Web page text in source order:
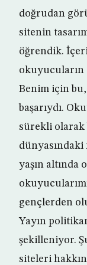
doğrudan
sitenin
öğrendik.
okuyucuların
Benim için
başarıydı.
sürekli
dünyasındaki
yaşın
gençlerden
Yayın
şekilleniyor.
siteleri